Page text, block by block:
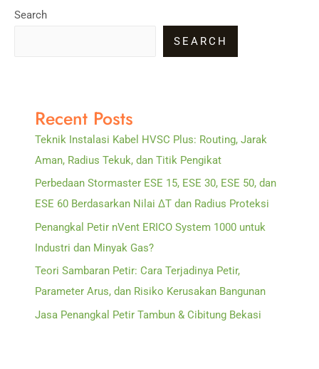
LEC:
Industri
Search
SEARCH
Recent Posts
Teknik Instalasi Kabel HVSC Plus: Routing, Jarak
Aman, Radius Tekuk, dan Titik Pengikat
Perbedaan Stormaster ESE 15, ESE 30, ESE 50, dan
ESE 60 Berdasarkan Nilai ΔT dan Radius Proteksi
Penangkal Petir nVent ERICO System 1000 untuk
Industri dan Minyak Gas?
Teori Sambaran Petir: Cara Terjadinya Petir,
Parameter Arus, dan Risiko Kerusakan Bangunan
Jasa Penangkal Petir Tambun & Cibitung Bekasi